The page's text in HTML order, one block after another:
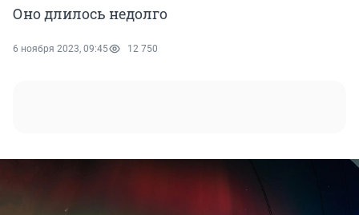
Оно длилось недолго
6 ноября 2023, 09:45 12 750